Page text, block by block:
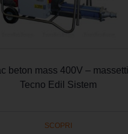
beton mass 400V – massetti
Tecno Edil Sistem
SCOPRI